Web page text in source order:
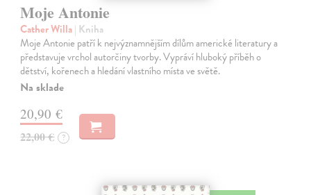
Moje Antonie
Cather Willa| Kniha
Moje Antonie patří k nejvýznamnějším dílům americké literatury a
představuje vrchol autorčiny tvorby. Vypráví hluboký příběh o
dětství, kořenech a hledání vlastního místa ve světě.
Na sklade
20,90 €
22,00 € ?